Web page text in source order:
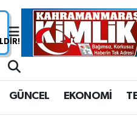
GÜNCEL EKONOMİ
Nöbetçi Eczaneler